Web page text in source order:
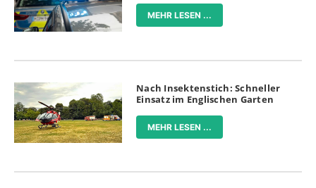
MEHR LESEN ...
Nach Insektenstich: Schneller
Einsatz im Englischen Garten
MEHR LESEN ...